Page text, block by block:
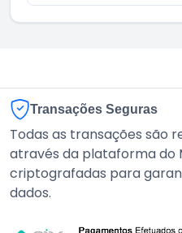
Transações Seguras
Todas as transações são
através da plataforma do
criptografadas para
dados.